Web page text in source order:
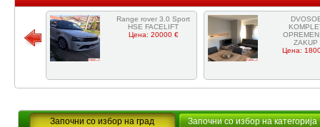
Range rover 3.0 Sport
HSE FACELIFT
Цена: 20000 €
ZAKUP
Цена:
Започни со избор на град Започни со избор на категорија